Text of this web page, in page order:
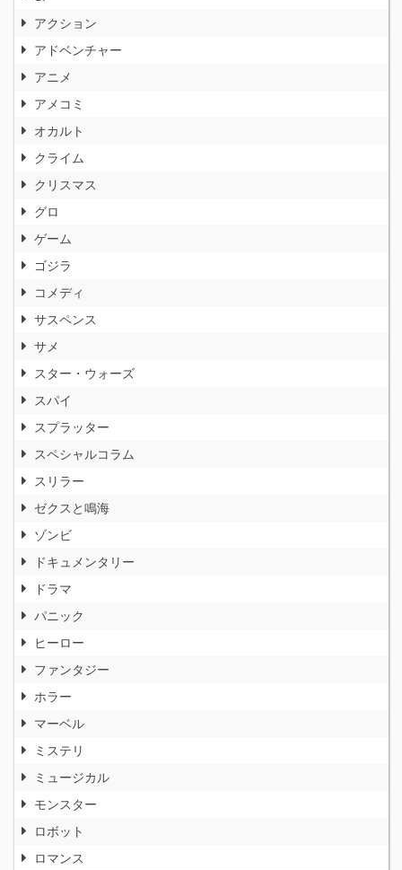
アクション
アドベンチャー
アニメ
アメコミ
オカルト
クライム
クリスマス
グロ
ゲーム
ゴジラ
コメディ
サスペンス
サメ
スター・ウォーズ
スパイ
スプラッター
スペシャルコラム
スリラー
ゼクスと鳴海
ゾンビ
ドキュメンタリー
ドラマ
パニック
ヒーロー
ファンタジー
ホラー
マーベル
ミステリ
ミュージカル
モンスター
ロボット
ロマンス